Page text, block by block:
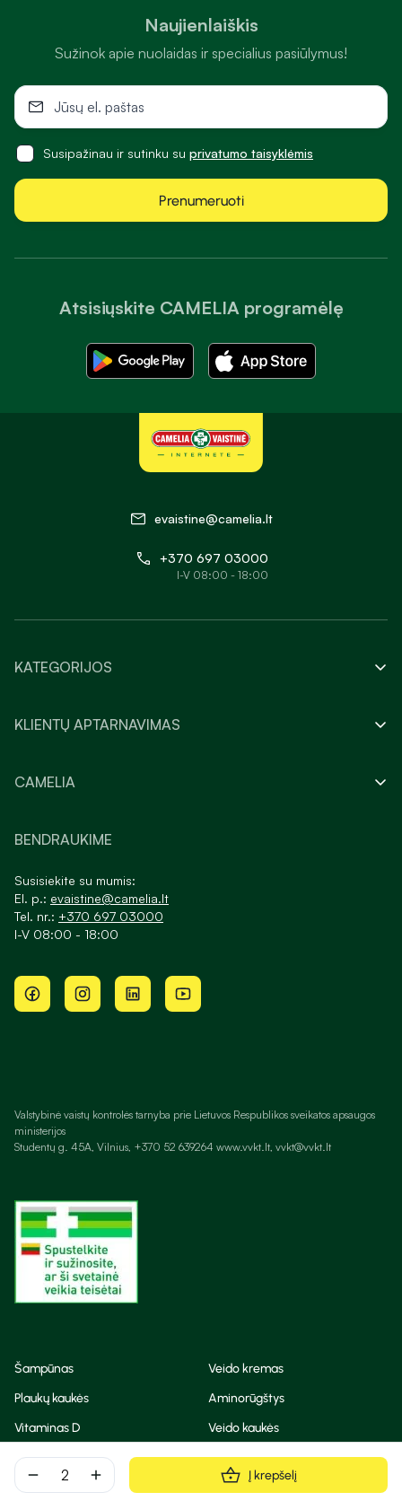
remove add Į krepšelį
Atsisiųskite CAMELIA programėlę
Naujienlaiškis
Sužinok apie nuolaidas ir specialius pasiūlymus!
Susipažinau ir sutinku su privatumo taisyklėmis
Prenumeruoti
evaistine@camelia.lt
+370 697 03000
I-V 08:00 - 18:00
KATEGORIJOS
KLIENTŲ APTARNAVIMAS
CAMELIA
BENDRAUKIME
Susisiekite su mumis:
El. p.: evaistine@camelia.lt
Tel. nr.: +370 697 03000
I-V 08:00 - 18:00
Valstybinė vaistų kontrolės tarnyba prie Lietuvos Respublikos sveikatos apsaugos
ministerijos
Studentų g. 45A, Vilnius, +370 52 639264 www.vvkt.lt, vvkt@vvkt.lt
Šampūnas
Veido kremas
Plaukų kaukės
Aminorūgštys
Vitaminas D
Veido kaukės
Korėjietiška kosmetika
Eteriniai aliejai
Dezodorantas
BB ir CC kremas